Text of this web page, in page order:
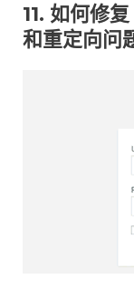
11. 如何修
和重定向问